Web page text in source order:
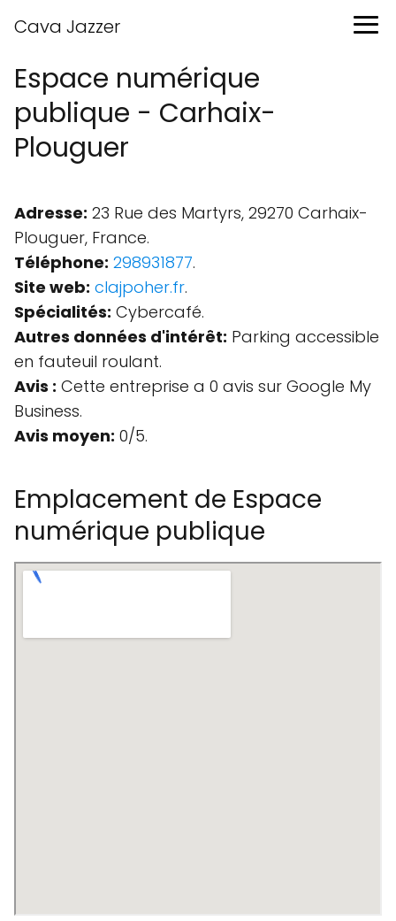
Cava Jazzer
Espace numérique
publique - Carhaix-
Plouguer
Adresse: 23 Rue des Martyrs, 29270 Carhaix-
Plouguer, France.
Téléphone: 298931877.
Site web: clajpoher.fr.
Spécialités: Cybercafé.
Autres données d'intérêt: Parking accessible
en fauteuil roulant.
Avis : Cette entreprise a 0 avis sur Google My
Business.
Avis moyen: 0/5.
Emplacement de Espace
numérique publique